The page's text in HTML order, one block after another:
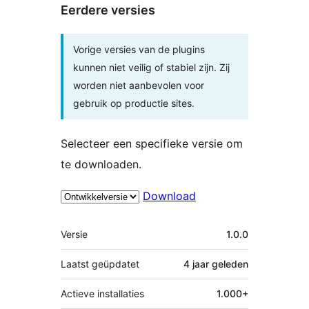
Eerdere versies
Vorige versies van de plugins
kunnen niet veilig of stabiel zijn. Zij
worden niet aanbevolen voor
gebruik op productie sites.
Selecteer een specifieke versie om
te downloaden.
Download
Meta
Versie 1.0.0
Laatst geüpdatet 4 jaar geleden
Actieve installaties 1.000+